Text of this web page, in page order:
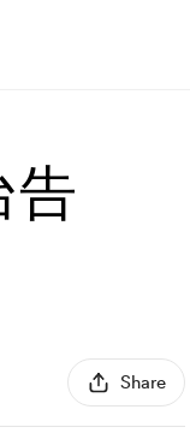
告
Share